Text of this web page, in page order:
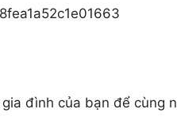
đình của bạn để